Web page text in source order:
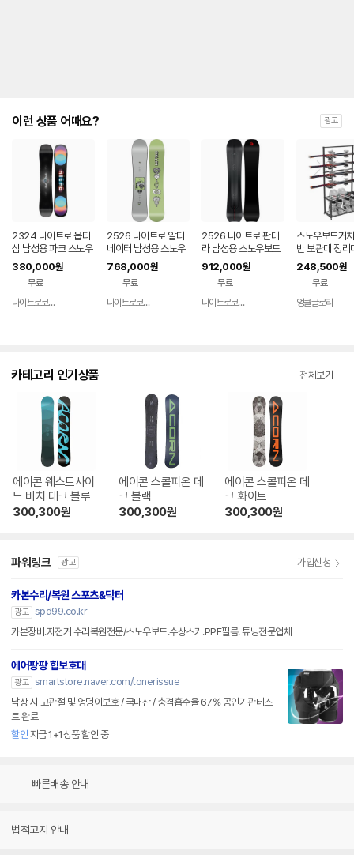
이런 상품 어때요? 광고
2324 나이트로 옵티
심 남성용 파크 스노우
보드 데크 NITRO OP
TISYM
380,000원
무료
나이트로코리아
2526 나이트로 알터
네이터 남성용 스노우
보드 데크 NITRO AL
TERNATOR
768,000원
무료
나이트로코리아
2526 나이트로 판테
라 남성용 스노우보드
데크 NITRO PANTE
RA
912,000원
무료
나이트로코리아
스노우보드거
반 보관대 정리
매장용 전시대
248,500원
무료
엉클글로리
카테고리 인기상품 전체보기
에이콘 웨스트사이
드 비치 데크 블루
300,300원
에이콘 스콜피온 데
크 블랙
300,300원
에이콘 스콜피온 데
크 화이트
300,300원
파워링크 광고 가입신청
카본수리/복원 스포츠&닥터
광고 spd99.co.kr
카본장비.자전거 수리복원전문/스노우보드.수상스키.PPF필름. 튜닝전문업체
에어팡팡 힙보호대
광고 smartstore.naver.com/tonerissue
낙상 시 고관절 및 엉덩이보호 / 국내산 / 충격흡수율 67% 공인기관테스
트 완료
할인 지금 1+1상품 할인 중
빠른배송 안내
법적고지 안내